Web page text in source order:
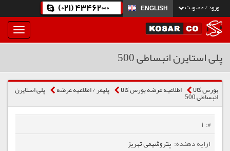
ورود / عضویت ENGLISH
(021) 43462000
بار
و
پلی استایرن انبساطی 500
بورس کالا اطلاعیه عرضه بورس کالا پلیمر / اطلاعیه عرضه پلی استایرن
انبساطی 500
1
پتروشیمی تبریز